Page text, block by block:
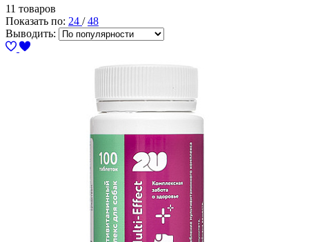
11 товаров
Показать по: 24 /48
Выводить: